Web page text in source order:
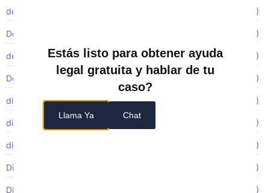
demanda FMLA (1)
Demandas colectivas (1)
denunciante (2)
Despido injustificado (6)
discriminación (19)
discriminación de género (2)
discriminación laboral (7)
Discriminación por edad (1)
Discriminación por embarazo (1)
Estás listo para obtener ayuda
legal gratuita y hablar de tu
caso?
Llama Ya Chat